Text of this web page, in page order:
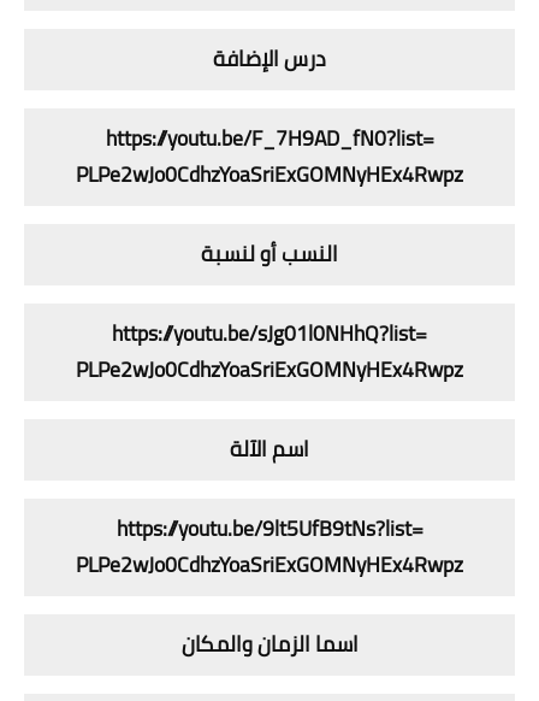
درس الإضافة
https://youtu.be/F_7H9AD_fN0?list=
PLPe2wJo0CdhzYoaSriExGOMNyHEx4Rwpz
النسب أو لنسبة
https://youtu.be/sJg01l0NHhQ?list=
PLPe2wJo0CdhzYoaSriExGOMNyHEx4Rwpz
اسم الآلة
https://youtu.be/9lt5UfB9tNs?list=
PLPe2wJo0CdhzYoaSriExGOMNyHEx4Rwpz
اسما الزمان والمكان